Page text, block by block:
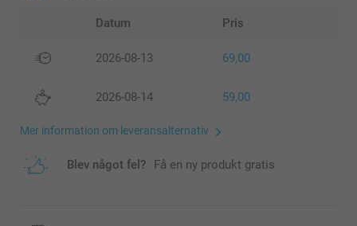
Datum Pris
2026-08-13 69,00
2026-08-14 59,00
Mer information om leveransalternativ
Blev något fel? Få en ny produkt gratis